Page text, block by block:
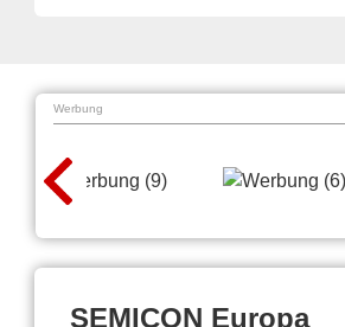
Werbung
SEMICON Europa